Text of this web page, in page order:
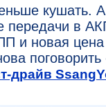
кушать. А
передачи в
и новая
поговорить
драйв